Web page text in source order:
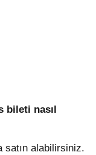
satın alabilirsiniz.